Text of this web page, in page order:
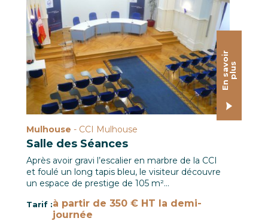
Salle des Séances / CCI Mulhouse
E
n
s
av
o
i
r
p
l
us
Mulhouse - CCI Mulhouse
Salle des Séances
Après avoir gravi l’escalier en marbre de la CCI
et foulé un long tapis bleu, le visiteur découvre
un espace de prestige de 105 m²…
Tarif :à partir de 350 € HT la demi-
journée